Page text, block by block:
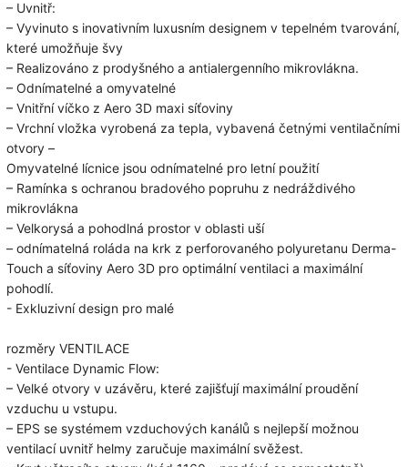
– Uvnitř:
– Vyvinuto s inovativním luxusním designem v tepelném tvarování,
které umožňuje švy
– Realizováno z prodyšného a antialergenního mikrovlákna.
– Odnímatelné a omyvatelné
– Vnitřní víčko z Aero 3D maxi síťoviny
– Vrchní vložka vyrobená za tepla, vybavená četnými ventilačními
otvory –
Omyvatelné lícnice jsou odnímatelné pro letní použití
– Ramínka s ochranou bradového popruhu z nedráždivého
mikrovlákna
– Velkorysá a pohodlná prostor v oblasti uší
– odnímatelná roláda na krk z perforovaného polyuretanu Derma-
Touch a síťoviny Aero 3D pro optimální ventilaci a maximální
pohodlí.
- Exkluzivní design pro malé
rozměry VENTILACE
- Ventilace Dynamic Flow:
– Velké otvory v uzávěru, které zajišťují maximální proudění
vzduchu u vstupu.
– EPS se systémem vzduchových kanálů s nejlepší možnou
ventilací uvnitř helmy zaručuje maximální svěžest.